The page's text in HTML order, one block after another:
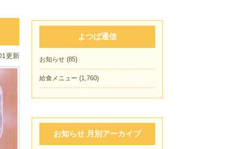
更新
よつば通信
お知らせ (85)
給食メニュー (1,760)
お知らせ 月別アーカイブ